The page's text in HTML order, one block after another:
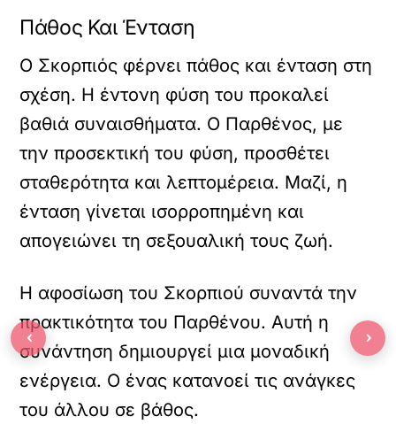
Πάθος Και Ένταση
Ο Σκορπιός φέρνει πάθος και ένταση στη
σχέση. Η έντονη φύση του προκαλεί
βαθιά συναισθήματα. Ο Παρθένος, με
την προσεκτική του φύση, προσθέτει
σταθερότητα και λεπτομέρεια. Μαζί, η
ένταση γίνεται ισορροπημένη και
απογειώνει τη σεξουαλική τους ζωή.
Η αφοσίωση του Σκορπιού συναντά την
πρακτικότητα του Παρθένου. Αυτή η
συνάντηση δημιουργεί μια μοναδική
ενέργεια. Ο ένας κατανοεί τις ανάγκες
του άλλου σε βάθος.
‹ ›